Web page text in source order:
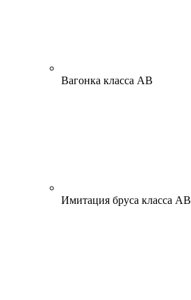
Вагонка класса АВ
Имитация бруса класса АВ